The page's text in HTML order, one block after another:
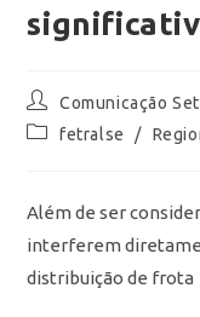
Comunicação
fetralse
/
Além de ser
interferem
distribuição de frota